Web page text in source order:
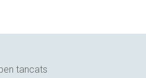
tancats